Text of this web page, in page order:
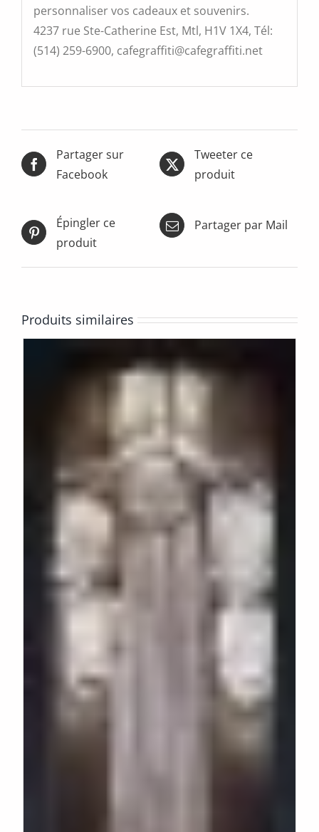
personnaliser vos cadeaux et souvenirs.
4237 rue Ste-Catherine Est, Mtl, H1V 1X4, Tél:
(514) 259-6900, cafegraffiti@cafegraffiti.net
Partager sur
Facebook
Tweeter ce
produit
Épingler ce
produit
Partager par Mail
Produits similaires